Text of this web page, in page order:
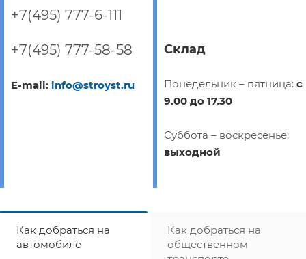
+7(495) 777-6-111
+7(495) 777-58-58
E-mail: info@stroyst.ru
Склад
Понедельник – пятница: с
9.00 до 17.30
Суббота – воскресенье:
выходной
Как добраться на
автомобиле
Как добраться на
общественном